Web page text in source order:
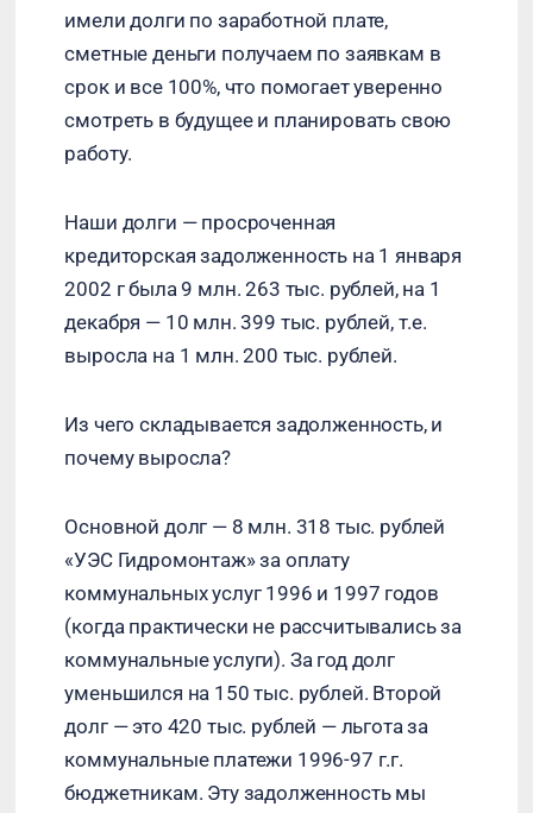
имели долги по заработной плате,
сметные деньги получаем по заявкам в
срок и все 100%, что помогает уверенно
смотреть в будущее и планировать свою
работу.
Наши долги — просроченная
кредиторская задолженность на 1 января
2002 г была 9 млн. 263 тыс. рублей, на 1
декабря — 10 млн. 399 тыс. рублей, т.е.
выросла на 1 млн. 200 тыс. рублей.
Из чего складывается задолженность, и
почему выросла?
Основной долг — 8 млн. 318 тыс. рублей
«УЭС Гидромонтаж» за оплату
коммунальных услуг 1996 и 1997 годов
(когда практически не рассчитывались за
коммунальные услуги). За год долг
уменьшился на 150 тыс. рублей. Второй
долг — это 420 тыс. рублей — льгота за
коммунальные платежи 1996-97 г.г.
бюджетникам. Эту задолженность мы